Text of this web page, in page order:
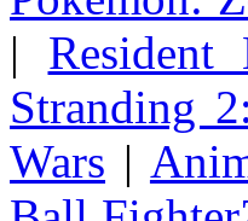
|
Stranding
Wars |